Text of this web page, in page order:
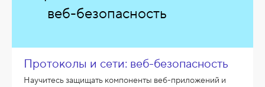
веб-безопасность
Протоколы и сети: веб-безопасность
Научитесь защищать компоненты веб-приложений и